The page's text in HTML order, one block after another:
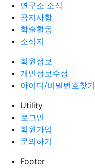
연구소 소식
공지사항
학술활동
소식지
회원정보
개인정보수정
아이디/비밀번호찾기
Utility
로그인
회원가입
문의하기
Footer